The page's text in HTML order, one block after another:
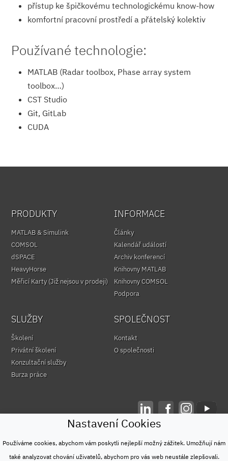
přístup ke špičkovému technologickému know-how
komfortní pracovní prostředí a přátelský kolektiv
Používané technologie:
MATLAB (Radar toolbox, Phase array system
toolbox…)
CST Studio
Git, GitLab
CUDA
Nastavení Cookies
Používáme cookies, abychom vám poskytli nejlepší možný zážitek. Umožňují nám
také analyzovat chování uživatelů, abychom pro vás web neustále zlepšovali.
PRODUKTY
MATLAB & Simulink
COMSOL
dSPACE
HeavyHorse
Měřicí Karty (Již nejsou v prodeji)
INFORMACE
Články
Kalendář událostí
Archiv konferencí
Knihovny MATLAB
Knihovny COMSOL
Podpora
SLUŽBY
Školení
Privátní školení
Konzultační služby
Burza práce
SPOLEČNOST
Kontakt
O společnosti
© HUMUSOFT 1991 - 2026
Ochrana osobních údajů
&